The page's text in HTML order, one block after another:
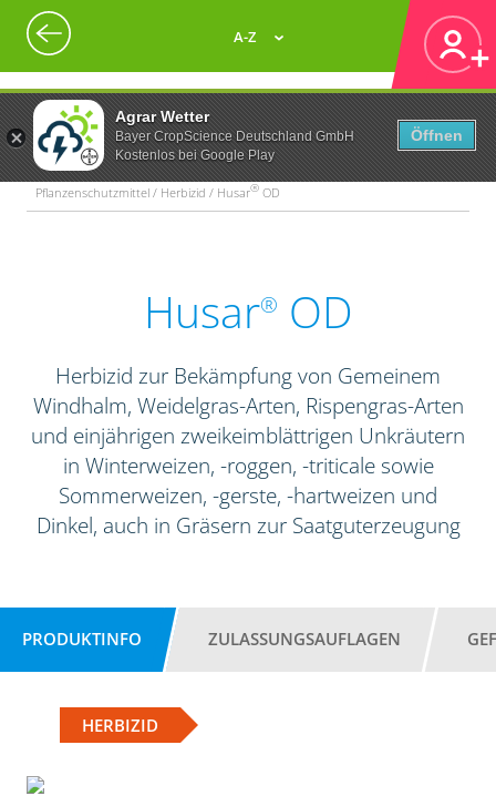
Agrar Wetter
Bayer CropScience Deutschland GmbH
Kostenlos bei Google Play
Öffnen
A-Z
Pflanzenschutzmittel / Herbizid / Husar® OD
Husar® OD
Herbizid zur Bekämpfung von Gemeinem
Windhalm, Weidelgras-Arten, Rispengras-Arten
und einjährigen zweikeimblättrigen Unkräutern
in Winterweizen, -roggen, -triticale sowie
Sommerweizen, -gerste, -hartweizen und
Dinkel, auch in Gräsern zur Saatguterzeugung
PRODUKTINFO ZULASSUNGSAUFLAGEN
HERBIZID